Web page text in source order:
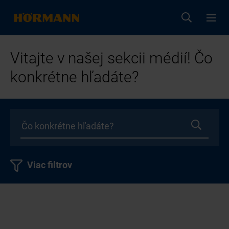
Vitajte v našej sekcii médií! Čo
konkrétne hľadáte?
Viac filtrov